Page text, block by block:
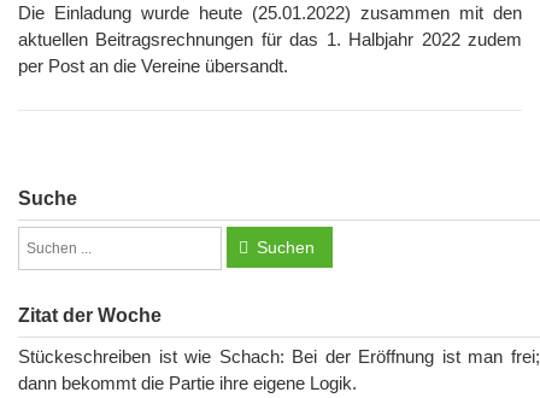
Die Einladung wurde heute (25.01.2022) zusammen mit den
aktuellen Beitragsrechnungen für das 1. Halbjahr 2022 zudem
per Post an die Vereine übersandt.
Suche
Suchen
Zitat der Woche
Stückeschreiben ist wie Schach: Bei der Eröffnung ist man frei;
dann bekommt die Partie ihre eigene Logik.